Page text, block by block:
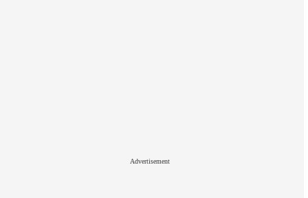
Advertisement